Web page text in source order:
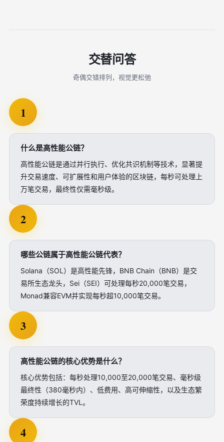
交替问答
奇偶交错排列，视觉更松弛
1
什么是高性能公链？
高性能公链是通过并行执行、优化共识机制等技术，显著提
升交易速度、可扩展性和用户体验的区块链，每秒可处理上
万笔交易，最终性仅需毫秒级。
2
哪些公链属于高性能公链代表？
Solana（SOL）是高性能先锋，BNB Chain（BNB）是交
易所生态龙头，Sei（SEI）可处理每秒20,000笔交易，
Monad兼容EVM并实现每秒超10,000笔交易。
3
高性能公链的核心优势是什么？
核心优势包括：每秒处理10,000至20,000笔交易、毫秒级
最终性（380毫秒内）、低费用、高可伸缩性，以及生态繁
荣度持续增长的TVL。
4